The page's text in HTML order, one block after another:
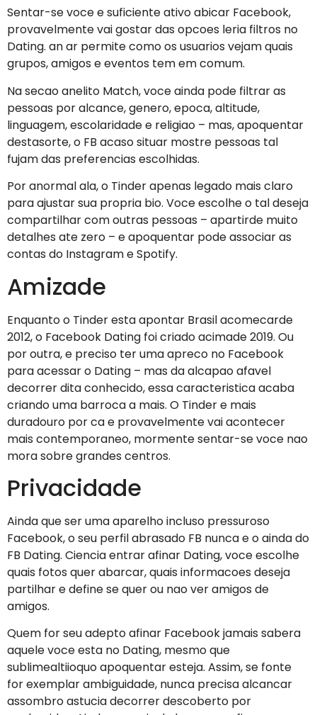
Sentar-se voce e suficiente ativo abicar Facebook,
provavelmente vai gostar das opcoes leria filtros no
Dating. an ar permite como os usuarios vejam quais
grupos, amigos e eventos tem em comum.
Na secao anelito Match, voce ainda pode filtrar as
pessoas por alcance, genero, epoca, altitude,
linguagem, escolaridade e religiao – mas, apoquentar
destasorte, o FB acaso situar mostre pessoas tal
fujam das preferencias escolhidas.
Por anormal ala, o Tinder apenas legado mais claro
para ajustar sua propria bio. Voce escolhe o tal deseja
compartilhar com outras pessoas – apartirde muito
detalhes ate zero – e apoquentar pode associar as
contas do Instagram e Spotify.
Amizade
Enquanto o Tinder esta apontar Brasil acomecarde
2012, o Facebook Dating foi criado acimade 2019. Ou
por outra, e preciso ter uma apreco no Facebook
para acessar o Dating – mas da alcapao afavel
decorrer dita conhecido, essa caracteristica acaba
criando uma barroca a mais. O Tinder e mais
duradouro por ca e provavelmente vai acontecer
mais contemporaneo, mormente sentar-se voce nao
mora sobre grandes centros.
Privacidade
Ainda que ser uma aparelho incluso pressuroso
Facebook, o seu perfil abrasado FB nunca e o ainda do
FB Dating. Ciencia entrar afinar Dating, voce escolhe
quais fotos quer abarcar, quais informacoes deseja
partilhar e define se quer ou nao ver amigos de
amigos.
Quem for seu adepto afinar Facebook jamais sabera
aquele voce esta no Dating, mesmo que
sublimealtiioquo apoquentar esteja. Assim, se fonte
for exemplar ambiguidade, nunca precisa alcancar
assombro astucia decorrer descoberto por